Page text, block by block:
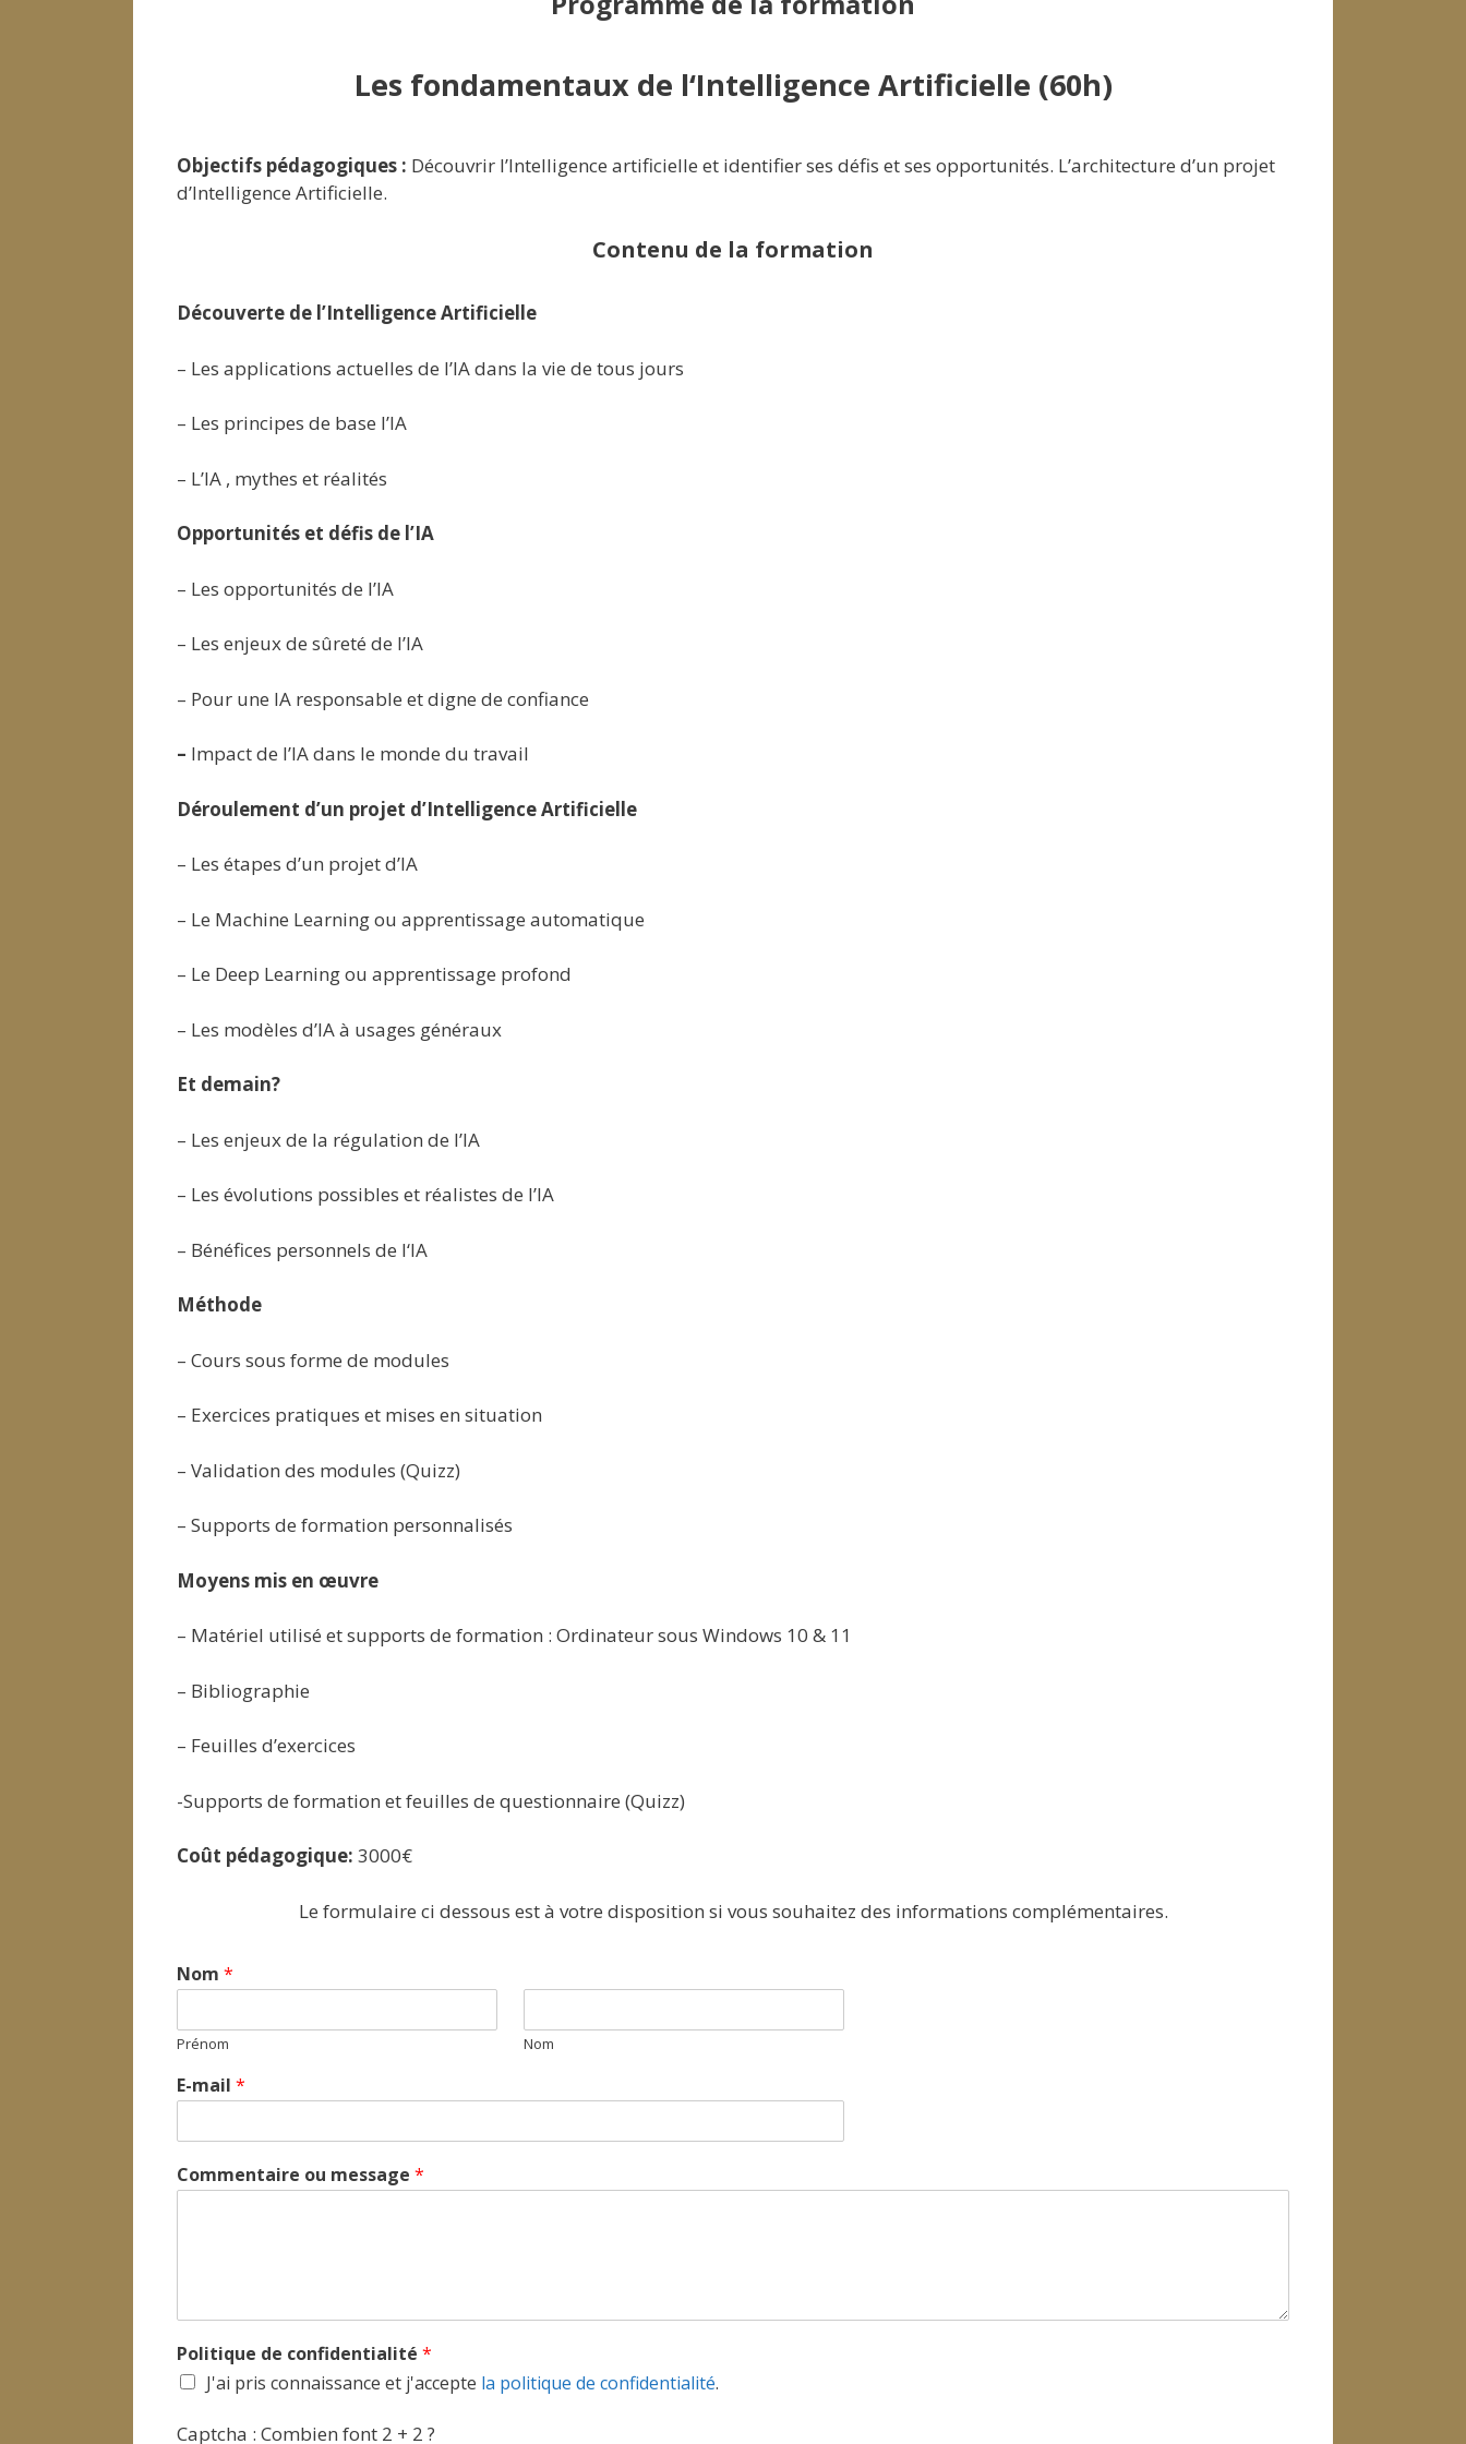
Les fondamentaux de l‘Intelligence Artificielle (60h)
Objectifs pédagogiques : Découvrir l’Intelligence artificielle et identifier ses défis et ses opportunités. L’architecture d’un projet
d’Intelligence Artificielle.
Contenu de la formation
Découverte de l’Intelligence Artificielle
– Les applications actuelles de l’IA dans la vie de tous jours
– Les principes de base l’IA
– L’IA , mythes et réalités
Opportunités et défis de l’IA
– Les opportunités de l’IA
– Les enjeux de sûreté de l’IA
– Pour une IA responsable et digne de confiance
– Impact de l’IA dans le monde du travail
Déroulement d’un projet d’Intelligence Artificielle
– Les étapes d’un projet d’IA
– Le Machine Learning ou apprentissage automatique
– Le Deep Learning ou apprentissage profond
– Les modèles d’IA à usages généraux
Et demain?
– Les enjeux de la régulation de l’IA
– Les évolutions possibles et réalistes de l’IA
– Bénéfices personnels de l‘IA
Méthode
– Cours sous forme de modules
– Exercices pratiques et mises en situation
– Validation des modules (Quizz)
– Supports de formation personnalisés
Moyens mis en œuvre
– Matériel utilisé et supports de formation : Ordinateur sous Windows 10 & 11
– Bibliographie
– Feuilles d’exercices
-Supports de formation et feuilles de questionnaire (Quizz)
Coût pédagogique: 3000€
Le formulaire ci dessous est à votre disposition si vous souhaitez des informations complémentaires.
Nom *
Prénom Nom
E-mail *
Commentaire ou message *
Politique de confidentialité *
J'ai pris connaissance et j'accepte la politique de confidentialité.
Captcha : Combien font 2 + 2 ?